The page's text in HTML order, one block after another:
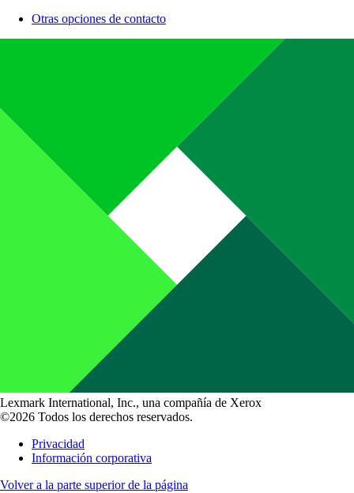
Otras opciones de contacto
Lexmark International, Inc., una compañía de Xerox
©2026 Todos los derechos reservados.
Privacidad
Información corporativa
Volver a la parte superior de la página